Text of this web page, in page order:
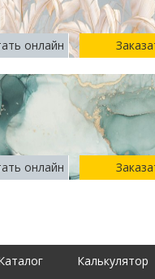
онлайн
онлайн
Калькулятор